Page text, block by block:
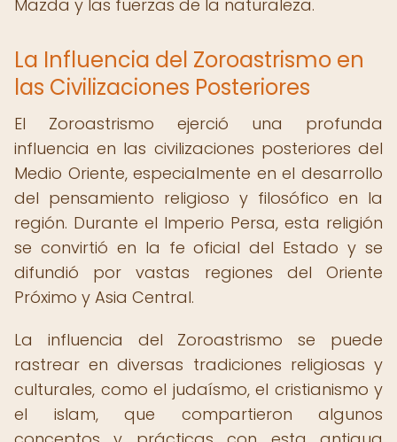
Mazda y las fuerzas de la naturaleza.
La Influencia del Zoroastrismo en
las Civilizaciones Posteriores
El Zoroastrismo ejerció una profunda
influencia en las civilizaciones posteriores del
Medio Oriente, especialmente en el desarrollo
del pensamiento religioso y filosófico en la
región. Durante el Imperio Persa, esta religión
se convirtió en la fe oficial del Estado y se
difundió por vastas regiones del Oriente
Próximo y Asia Central.
La influencia del Zoroastrismo se puede
rastrear en diversas tradiciones religiosas y
culturales, como el judaísmo, el cristianismo y
el islam, que compartieron algunos